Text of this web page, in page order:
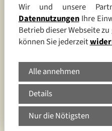
Copyright ©
Diese Website ist
entsprechenden
von uns
Herunterladen und
Computer und/oder
Ausdruck für den
Wir und unsere
DatennutzungenIhre
Betrieb dieser Webseite
können Sie jederzeit
Alle annehmen
Details
Nur die Nötigsten